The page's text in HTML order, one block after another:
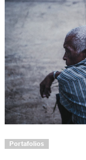
Portafolios